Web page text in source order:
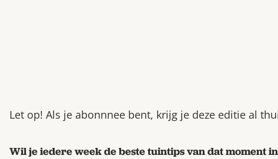
Let op! Als je abonnnee bent, krijg je deze editie al
Wil je iedere week de beste tuintips van dat moment